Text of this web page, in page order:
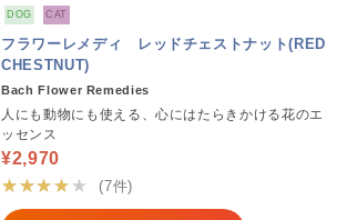
DOG CAT
フラワーレメディ レッドチェストナット(RED
CHESTNUT)
Bach Flower Remedies
人にも動物にも使える、心にはたらきかける花のエ
ッセンス
¥2,970
★★★★★
(7件)